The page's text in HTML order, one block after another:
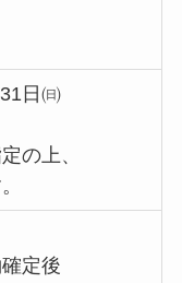
日㈰
の上、
定後